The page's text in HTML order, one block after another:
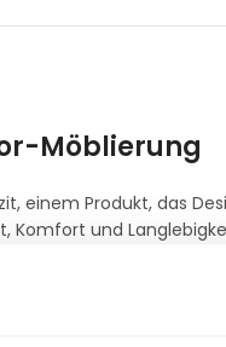
Möblierung
einem Produkt, das
Komfort und